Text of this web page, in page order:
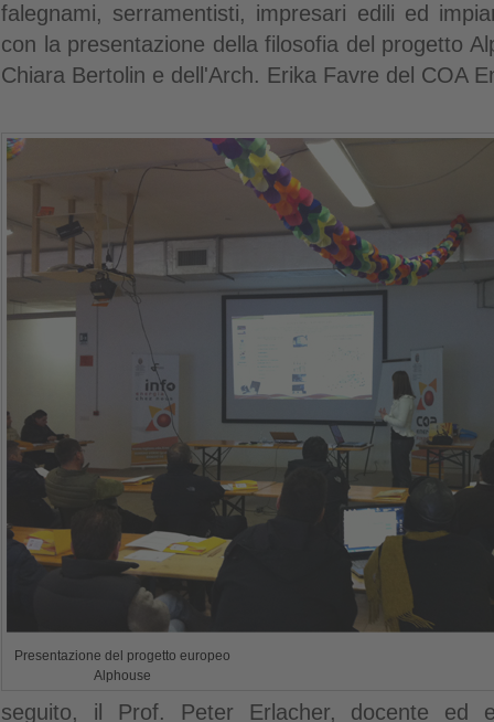
falegnami, serramentisti, impresari edili ed
con la presentazione della filosofia del progetto
Chiara Bertolin e dell'Arch. Erika Favre del COA
Presentazione del progetto europeo
Alphouse
seguito, il Prof. Peter Erlacher, docente ed